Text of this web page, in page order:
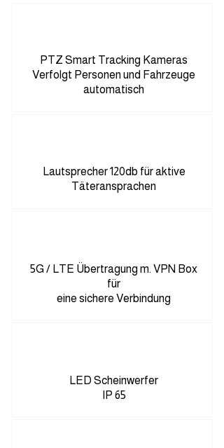
PTZ Smart Tracking Kameras
Verfolgt Personen und Fahrzeuge
automatisch
Lautsprecher 120db für aktive
Täteransprachen
5G / LTE Übertragung m. VPN Box
für
eine sichere Verbindung
LED Scheinwerfer
IP 65